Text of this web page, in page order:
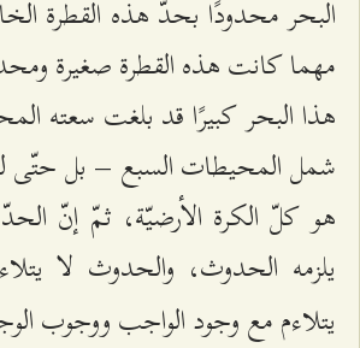
البحر محدودًا بحدّ هذه القطرة
مهما كانت هذه القطرة صغيرة
هذا البحر كبيرًا قد بلغت سعته
شمل المحيطات السبع – بل حتّى
هو كلّ الكرة الأرضيّة، ثمّ إنّ
يلزمه الحدوث، والحدوث لا
يتلاءم مع وجود الواجب ووجوب